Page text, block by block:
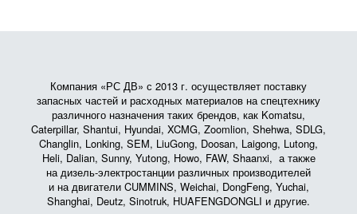
Компания «РС ДВ» с 2013 г. осуществляет поставку
запасных частей и расходных материалов на спецтехнику
различного назначения таких брендов, как Komatsu,
Caterpillar, Shantui, Hyundai, XCMG, Zoomlion, Shehwa, SDLG,
Changlin, Lonking, SEM, LiuGong, Doosan, Laigong, Lutong,
Heli, Dalian, Sunny, Yutong, Howo, FAW, Shaanxi, а также
на дизель-электростанции различных производителей
и на двигатели CUMMINS, Weichai, DongFeng, Yuchai,
Shanghai, Deutz, Sinotruk, HUAFENGDONGLI и другие.